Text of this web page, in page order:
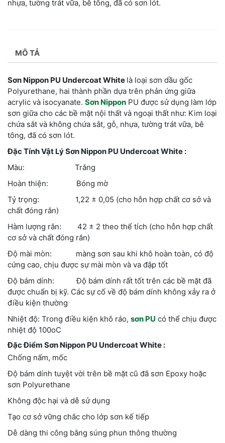
nhựa, tường trát vữa, bê tông, đã có sơn lót.
MÔ TẢ
Sơn Nippon PU Undercoat White là loại sơn dầu gốc
Polyurethane, hai thành phần dựa trên phản ứng giữa
acrylic và isocyanate. Sơn Nippon PU được sử dụng làm lớp
sơn giữa cho các bề mặt nội thất và ngoại thất như: Kim loại
chứa sắt và không chứa sắt, gỗ, nhựa, tường trát vữa, bê
tông, đã có sơn lót.
Đặc Tính Vật Lý Sơn Nippon PU Undercoat White :
Màu: Trắng
Hoàn thiện: Bóng mờ
Tỷ trọng: 1,22 ± 0,05 (cho hỗn hợp chất cơ sở và
chất đóng rắn)
Hàm lượng rắn: 42 ± 2 theo thể tích (cho hỗn hợp chất
cơ sở và chất đóng rắn)
Độ mài mòn: màng sơn sau khi khô hoàn toàn, có độ
cứng cao, chịu được sự mài mòn và va đập tốt
Độ bám dính: Độ bám dính rất tốt trên các bề mặt đã
được chuẩn bị kỹ. Các sự cố về độ bám dính không xảy ra ở
điều kiện thường
Nhiệt độ: Trong điều kiện khô ráo, sơn PU có thể chịu được
nhiệt độ 100oC
Đặc Điểm Sơn Nippon PU Undercoat White :
Chống nấm, mốc
Độ bám dính tuyệt vời trên bề mặt cũ đã sơn Epoxy hoặc
sơn Polyurethane
Không độc hại và dễ sử dụng
Tạo cơ sở vững chắc cho lớp sơn kế tiếp
Dễ dàng thi công bằng súng phun thông thường